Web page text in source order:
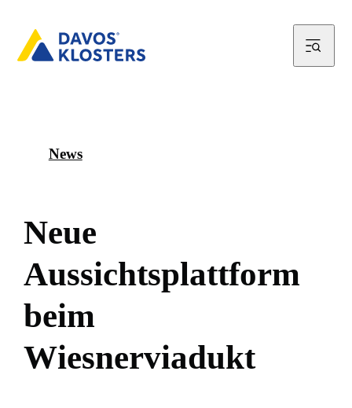
News
Neue
Aussichtsplattform
beim
Wiesnerviadukt